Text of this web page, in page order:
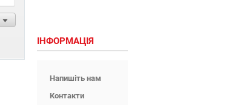
ІНФОРМАЦІЯ
Напишіть нам
Контакти